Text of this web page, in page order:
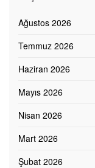
Ağustos 2026
Temmuz 2026
Haziran 2026
Mayıs 2026
Nisan 2026
Mart 2026
Şubat 2026